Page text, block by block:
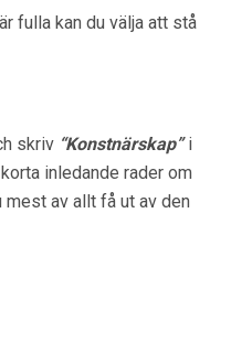
fulla kan du välja att stå
skriv “Konstnärskap”i
inledande rader om
av allt få ut av den